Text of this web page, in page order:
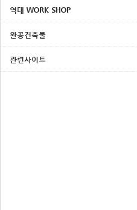
역대 WORK SHOP
완공건축물
관련사이트